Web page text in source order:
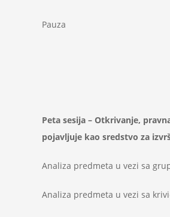
Pauza
Peta sesija – Otkrivanje,
pojavljuje kao sredstvo za iz
Analiza predmeta u vezi sa
Analiza predmeta u vezi sa